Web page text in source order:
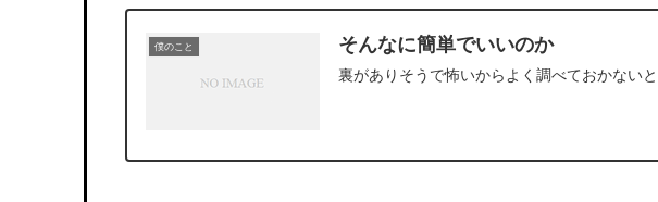
僕のこと そんなに簡単でいいのか
裏がありそうで怖いからよく調べておかないと